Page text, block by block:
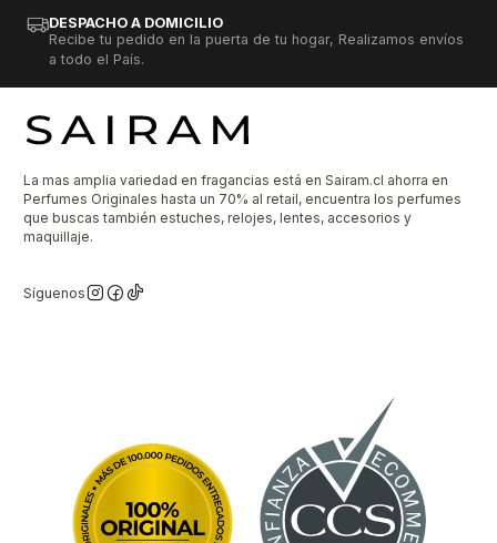
DESPACHO A DOMICILIO
Recibe tu pedido en la puerta de tu hogar, Realizamos envíos
a todo el País.
La mas amplia variedad en fragancias está en Sairam.cl ahorra en
Perfumes Originales hasta un 70% al retail, encuentra los perfumes
que buscas también estuches, relojes, lentes, accesorios y
maquillaje.
Síguenos